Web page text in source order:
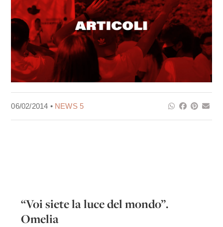
06/02/2014 • NEWS 5
“Voi siete la luce del mondo”.
Omelia